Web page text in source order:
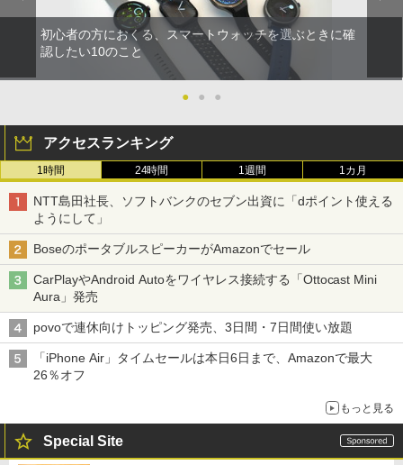
初心者の方におくる、スマートウォッチを選ぶときに確
認したい10のこと
● ● ●
アクセスランキング
1時間 24時間 1週間 1カ月
NTT島田社長、ソフトバンクのセブン出資に「dポイント使える
ようにして」
BoseのポータブルスピーカーがAmazonでセール
CarPlayやAndroid Autoをワイヤレス接続する「Ottocast Mini
Aura」発売
povoで連休向けトッピング発売、3日間・7日間使い放題
「iPhone Air」タイムセールは本日6日まで、Amazonで最大
26％オフ
もっと見る
Special Site